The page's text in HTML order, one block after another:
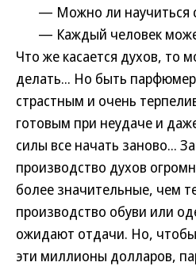
— Можно ли научиться
— Каждый человек
Что же касается духов, то
делать... Но быть
страстным и очень
готовым при неудаче и
силы все начать заново...
производство духов
более значительные, чем
производство обуви или
ожидают отдачи. Но,
эти миллионы долларов,